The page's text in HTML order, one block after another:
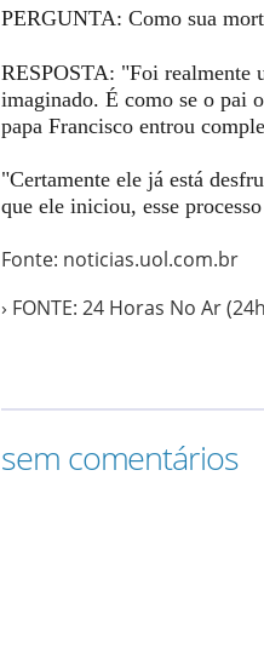
PERGUNTA: Como sua
RESPOSTA: "Foi realmente
imaginado. É como se o pai
papa Francisco entrou
"Certamente ele já está
que ele iniciou, esse
Fonte: noticias.uol.com.br
› FONTE: 24 Horas No Ar
sem comentários